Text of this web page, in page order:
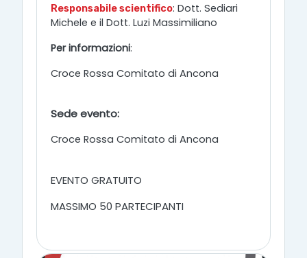
Responsabile scientifico: Dott. Sediari
Michele e il Dott. Luzi Massimiliano
Per informazioni:
Croce Rossa Comitato di Ancona
Sede evento:
Croce Rossa Comitato di Ancona
EVENTO GRATUITO
MASSIMO 50 PARTECIPANTI